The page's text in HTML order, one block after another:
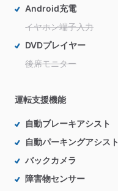
Android充電
イヤホン端子入力
DVDプレイヤー
後席モニター
運転支援機能
自動ブレーキアシスト
自動パーキングアシスト
バックカメラ
障害物センサー